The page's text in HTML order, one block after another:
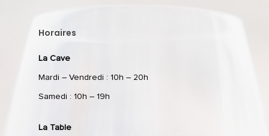
Horaires
La Cave
Mardi – Vendredi : 10h – 20h
Samedi : 10h – 19h
La Table